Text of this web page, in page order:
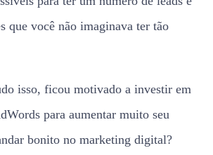
isso, ficou motivado a investir em
para aumentar muito seu
bonito no marketing digital?
frase mágica:eu quero vender mais!
como podemos ajudar sua